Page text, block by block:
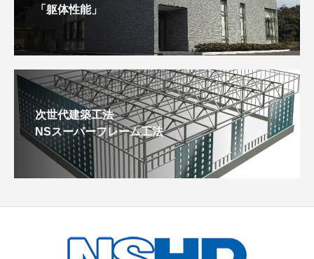
「躯体性能」
次世代建築工法
NSスーパーフレーム工法